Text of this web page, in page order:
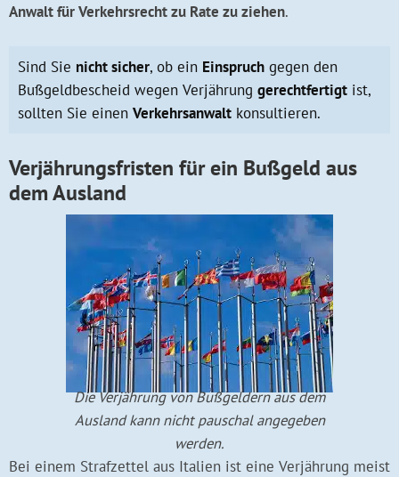
Anwalt für Verkehrsrecht zu Rate zu ziehen.
Sind Sie nicht sicher, ob ein Einspruch gegen den
Bußgeldbescheid wegen Verjährung gerechtfertigt ist,
sollten Sie einen Verkehrsanwalt konsultieren.
Verjährungsfristen für ein Bußgeld aus
dem Ausland
Die Verjährung von Bußgeldern aus dem
Ausland kann nicht pauschal angegeben
werden.
Bei einem Strafzettel aus Italien ist eine Verjährung meist